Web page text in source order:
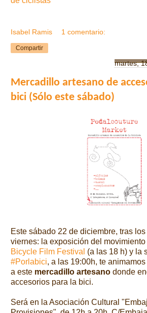
Isabel Ramis 1 comentario:
Compartir
martes,
Mercadillo artesano de
bici (Sólo este sábado)
Este sábado 22 de diciembre, tras
viernes: la exposición del movimiento
Bicycle Film Festival (a las 18 h) y la
#Porlabici, a las 19:00h, te
a este mercadillo artesano donde
accesorios para la bici.
Será en la Asociación Cultural